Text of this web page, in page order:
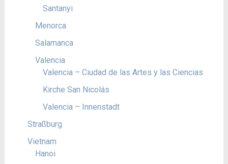
Santanyi
Menorca
Salamanca
Valencia
Valencia – Ciudad de las Artes y las Ciencias
Kirche San Nicolás
Valencia – Innenstadt
Straßburg
Vietnam
Hanoi